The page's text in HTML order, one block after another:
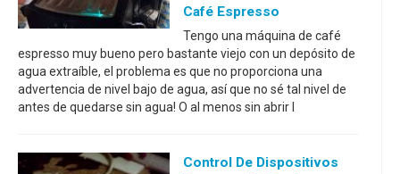
Café Espresso
Tengo una máquina de café
espresso muy bueno pero bastante viejo con un depósito de
agua extraíble, el problema es que no proporciona una
advertencia de nivel bajo de agua, así que no sé tal nivel de
antes de quedarse sin agua! O al menos sin abrir l
Control De Dispositivos